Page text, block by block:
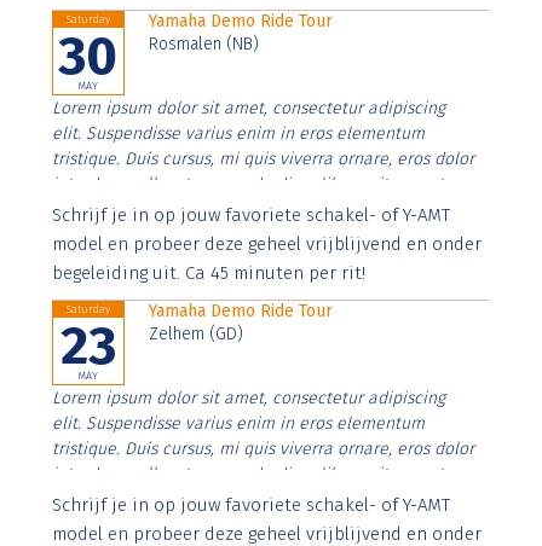
Saturday
30
MAY
Yamaha Demo Ride Tour
Rosmalen (NB)
Lorem ipsum dolor sit amet, consectetur adipiscing
elit. Suspendisse varius enim in eros elementum
tristique. Duis cursus, mi quis viverra ornare, eros dolor
interdum nulla, ut commodo diam libero vitae erat.
Aenean faucibus nibh et justo cursus id rutrum lorem
imperdiet. Nunc ut sem vitae risus tristique posuere.
Schrijf je in op jouw favoriete schakel- of Y-AMT
model en probeer deze geheel vrijblijvend en onder
begeleiding uit. Ca 45 minuten per rit!
Saturday
23
MAY
Yamaha Demo Ride Tour
Zelhem (GD)
Lorem ipsum dolor sit amet, consectetur adipiscing
elit. Suspendisse varius enim in eros elementum
tristique. Duis cursus, mi quis viverra ornare, eros dolor
interdum nulla, ut commodo diam libero vitae erat.
Aenean faucibus nibh et justo cursus id rutrum lorem
imperdiet. Nunc ut sem vitae risus tristique posuere.
Schrijf je in op jouw favoriete schakel- of Y-AMT
model en probeer deze geheel vrijblijvend en onder